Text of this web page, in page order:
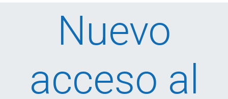
Nuevo
acceso al